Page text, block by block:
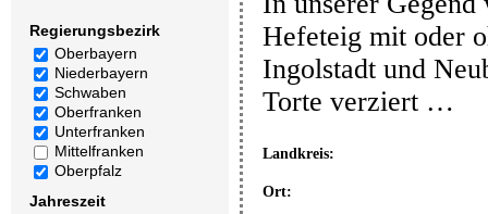
Regierungsbezirk
Oberbayern
Niederbayern
Schwaben
Oberfranken
Unterfranken
Mittelfranken
Oberpfalz
Jahreszeit
Hefeteig mit oder
Ingolstadt und
Torte verziert …
Landkreis:
Ort: